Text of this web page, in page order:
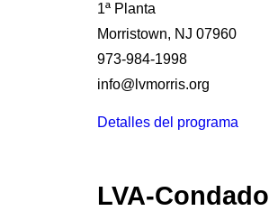
1ª Planta
Morristown, NJ 07960
973-984-1998
info@lvmorris.org
Detalles del programa
LVA-